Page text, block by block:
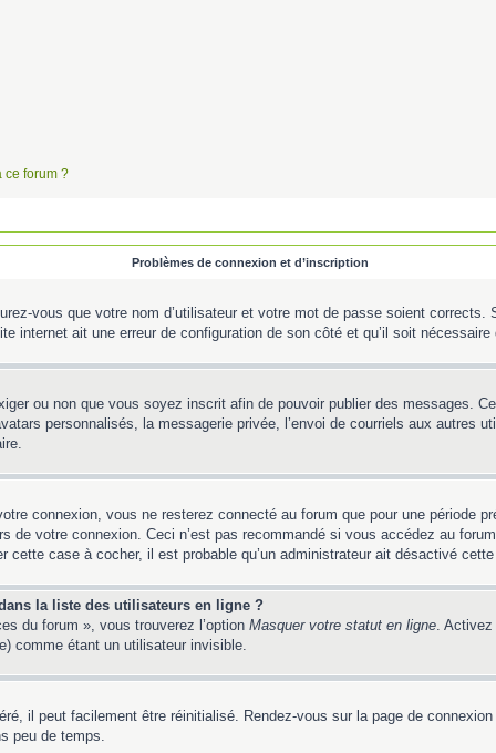
ce forum ?
Problèmes de connexion et d’inscription
vous que votre nom d’utilisateur et votre mot de passe soient
internet ait une erreur de configuration de son côté et qu’il soit nécessaire
ou non que vous soyez inscrit afin de pouvoir publier des messages.
personnalisés, la messagerie privée, l’envoi de courriels aux autres
connexion, vous ne resterez connecté au forum que pour une période
votre connexion. Ceci n’est pas recommandé si vous accédez au
case à cocher, il est probable qu’un administrateur ait désactivé
la liste des utilisateurs en ligne ?
du forum », vous trouverez l’option Masquer votre statut en ligne.
comme étant un utilisateur invisible.
il peut facilement être réinitialisé. Rendez-vous sur la page de
peu de temps.